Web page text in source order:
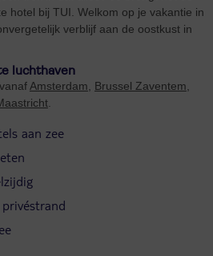
hotel bij TUI. Welkom op je vakantie in
verblijf aan de oostkust in
luchthaven
Amsterdam Brussel Zaventem
.
aan zee